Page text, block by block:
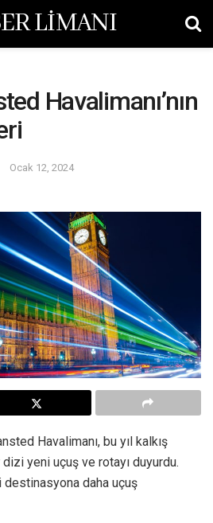
LİMANI
Havalimanı’nın
Ocak 12, 2024
Havalimanı, bu yıl kalkış
yeni uçuş ve rotayı duyurdu.
destinasyona daha uçuş